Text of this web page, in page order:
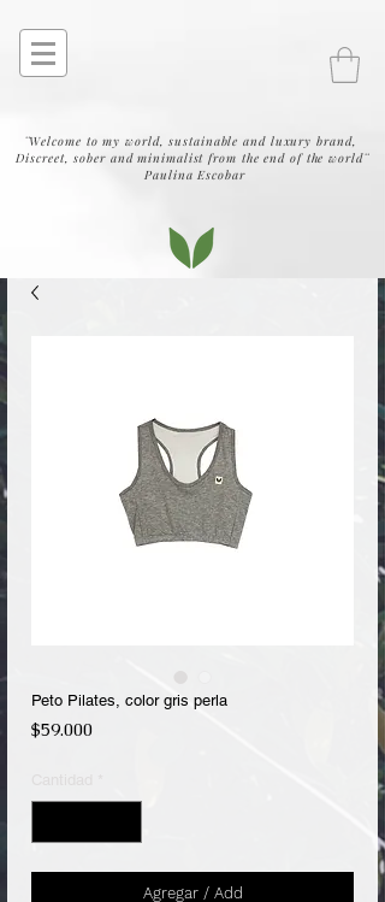
¨Welcome to my world, sustainable and luxury brand,
Discreet, sober and minimalist from the end of the world¨
Paulina Escobar
Peto Pilates, color gris perla
$59.000
Agregar / Add